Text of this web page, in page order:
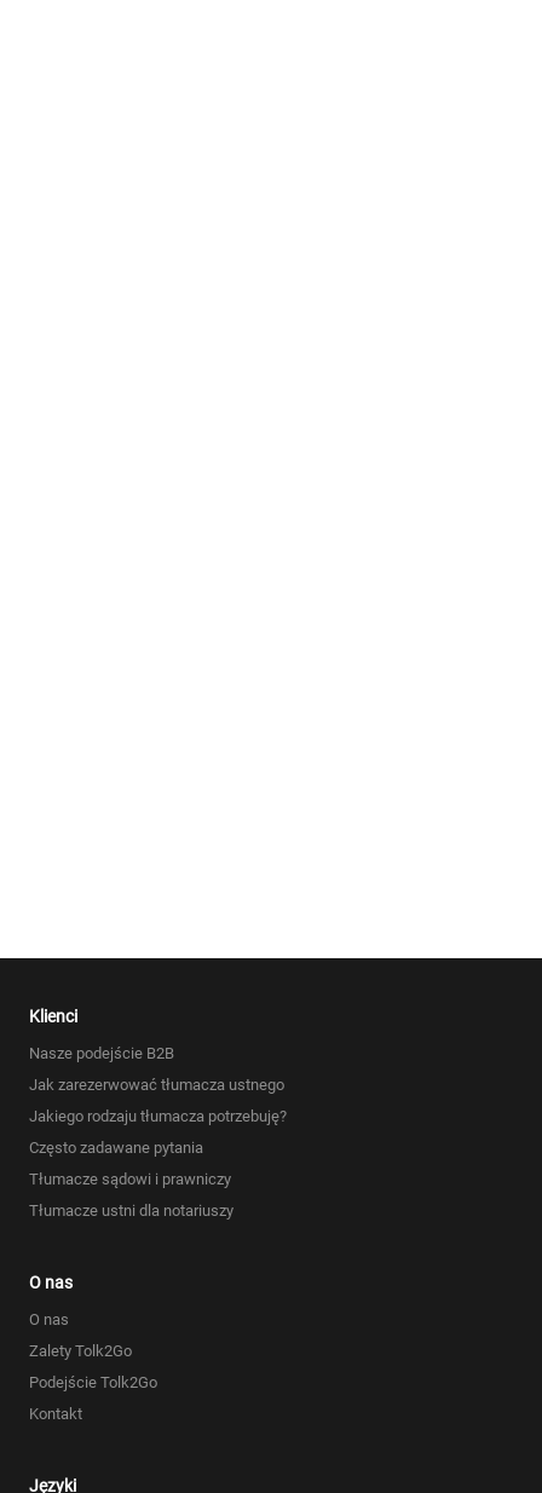
Klienci
Nasze podejście B2B
Jak zarezerwować tłumacza ustnego
Jakiego rodzaju tłumacza potrzebuję?
Często zadawane pytania
Tłumacze sądowi i prawniczy
Tłumacze ustni dla notariuszy
O nas
O nas
Zalety Tolk2Go
Podejście Tolk2Go
Kontakt
Języki